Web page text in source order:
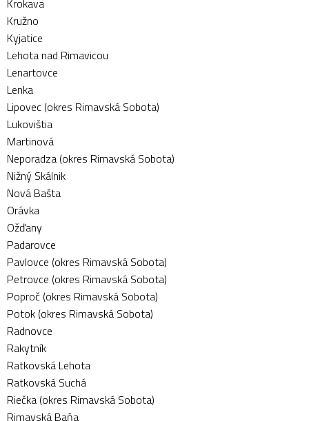
Krokava
Kružno
Kyjatice
Lehota nad Rimavicou
Lenartovce
Lenka
Lipovec (okres Rimavská Sobota)
Lukovištia
Martinová
Neporadza (okres Rimavská Sobota)
Nižný Skálnik
Nová Bašta
Orávka
Ožďany
Padarovce
Pavlovce (okres Rimavská Sobota)
Petrovce (okres Rimavská Sobota)
Poproč (okres Rimavská Sobota)
Potok (okres Rimavská Sobota)
Radnovce
Rakytník
Ratkovská Lehota
Ratkovská Suchá
Riečka (okres Rimavská Sobota)
Rimavská Baňa